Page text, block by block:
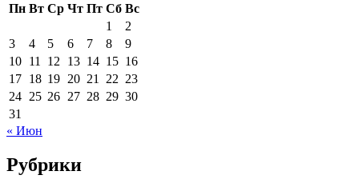
Пн Вт Ср Чт Пт Сб Вс
1
2
3
4 5 6 7 8
9
10 11 12 13 14 15 16
17 18 19 20 21 22 23
24 25 26 27 28 29 30
31
« Июн
Рубрики